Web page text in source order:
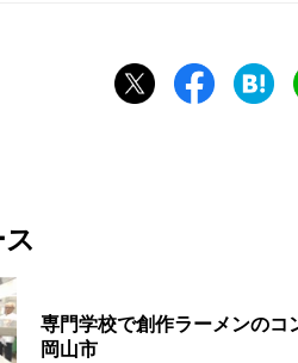
専門学校で創作ラーメンの
岡山市